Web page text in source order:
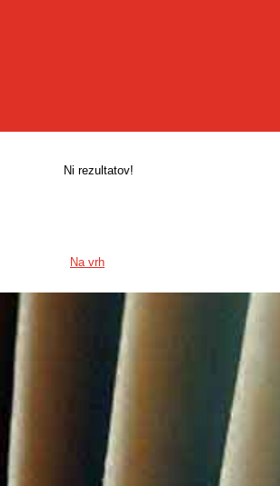
Ni rezultatov!
Na vrh